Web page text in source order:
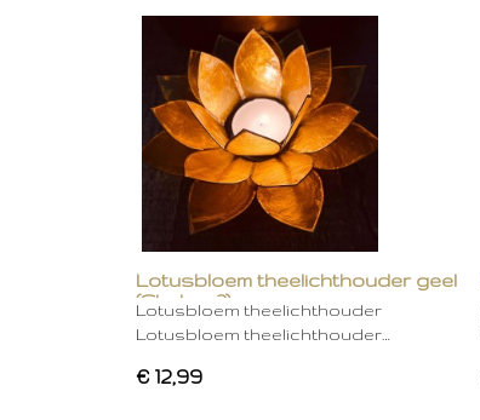
Lotusbloem theelichthouder geel
(Chakra 3)
Lotusbloem theelichthouder
Lotusbloem theelichthouder…
€ 12,99